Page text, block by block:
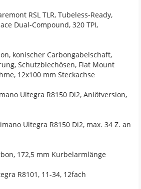
RSL TLR, Tubeless-Ready,
Dual-Compound, 320 TPI,
konischer Carbongabelschaft,
Schutzblechösen, Flat Mount
12x100 mm Steckachse
Ultegra R8150 Di2, Anlötversion,
Ultegra R8150 Di2, max. 34 Z. an
172,5 mm Kurbelarmlänge
R8101, 11-34, 12fach